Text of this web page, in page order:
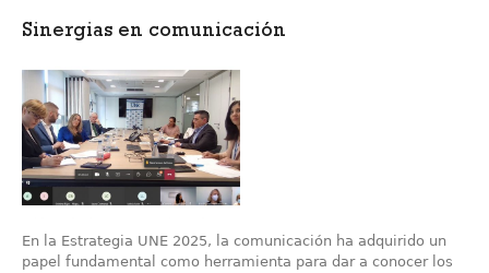
Sinergias en comunicación
En la Estrategia UNE 2025, la comunicación ha adquirido un
papel fundamental como herramienta para dar a conocer los